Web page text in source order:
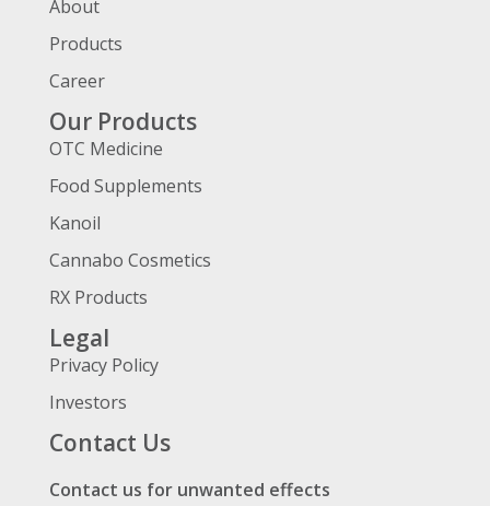
About
Products
Career
Our Products
OTC Medicine
Food Supplements
Kanoil
Cannabo Cosmetics
RX Products
Legal
Privacy Policy
Investors
Contact Us
Contact us for unwanted effects